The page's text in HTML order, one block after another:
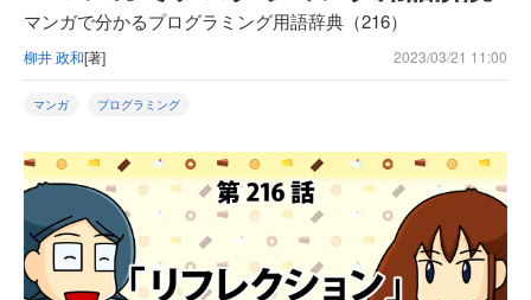
マンガで分かるプログラミング用語辞典（216）
柳井 政和[著] 2023/03/21 11:00
マンガ プログラミング